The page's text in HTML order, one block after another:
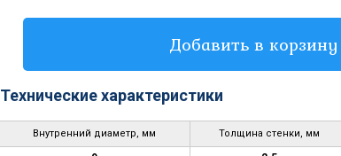
Технические характеристики
Внутренний диаметр, мм Толщина стенки, мм